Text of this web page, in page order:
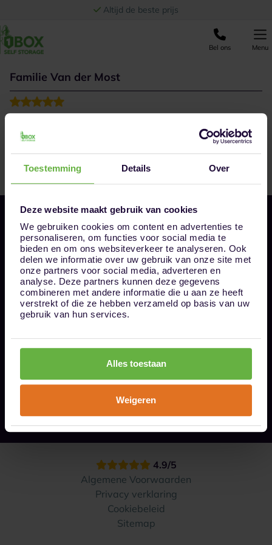
Toestemming Details Over
Deze website maakt gebruik van cookies
We gebruiken cookies om content en advertenties te
personaliseren, om functies voor social media te
bieden en om ons websiteverkeer te analyseren. Ook
delen we informatie over uw gebruik van onze site met
onze partners voor social media, adverteren en
analyse. Deze partners kunnen deze gegevens
combineren met andere informatie die u aan ze heeft
verstrekt of die ze hebben verzameld op basis van uw
gebruik van hun services.
Alles toestaan
Weigeren
Altijd de beste prijs
Bel ons Menu
Familie Van der Most
Bel ons op 085 - 0161611
info@1box.nl
Volg ons
Onze opslaglocaties
Hoe werkt het?
4.9/5
Algemene Voorwaarden
Privacy verklaring
Cookiebeleid
Sitemap